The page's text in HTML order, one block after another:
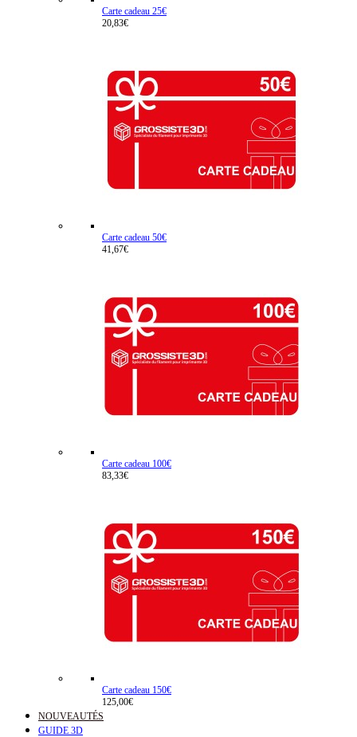
Carte cadeau 25€
20,83€
Carte cadeau 50€
41,67€
Carte cadeau 100€
83,33€
Carte cadeau 150€
125,00€
NOUVEAUTÉS
GUIDE 3D